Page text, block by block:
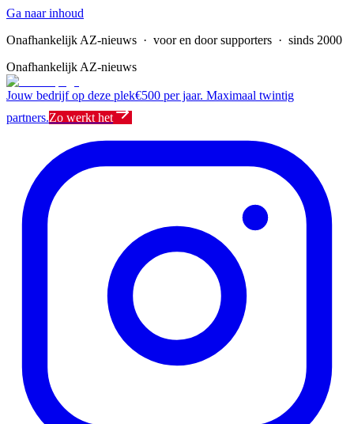
Ga naar inhoud
Onafhankelijk AZ-nieuws · voor en door supporters · sinds 2000
Onafhankelijk AZ-nieuws
Jouw bedrijf op deze plek€500 per jaar. Maximaal twintig
partners.Zo werkt het